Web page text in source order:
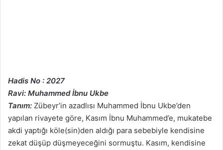
Hadis No : 2027
Ravi: Muhammed İbnu Ukbe
Tanım: Zübeyr’in azadlısı Muhammed İbnu Ukbe’den
yapılan rivayete göre, Kasım İbnu Muhammed’e, mukatebe
akdi yaptığı köle(sin)den aldığı para sebebiyle kendisine
zekat düşüp düşmeyeceğini sormuştu. Kasım, kendisine